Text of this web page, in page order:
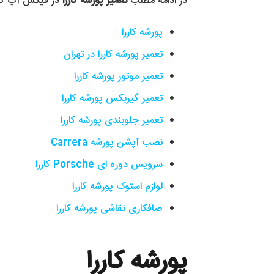
پورشه کاررا
تعمیر پورشه کاررا در تهران
تعمیر موتور پورشه کاررا
تعمیر گیربکس پورشه کاررا
تعمیر جلوبندی پورشه کاررا
نصب آپشن پورشه Carrera
سرویس دوره ای Porsche کاررا
لوازم استوک پورشه کاررا
صافکاری نقاشی پورشه کاررا
پورشه کاررا